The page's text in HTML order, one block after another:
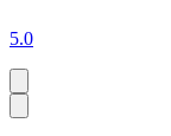
5.0